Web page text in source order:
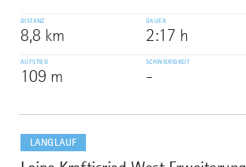
DISTANZ
8,8 km
DAUER
2:17 h
AUFSTIEG
109 m
SCHWIERIGKEIT
-
LANGLAUF
dazu